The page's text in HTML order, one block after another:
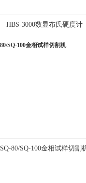
HBS-3000数显布氏硬度计
SQ-80/SQ-100金相试样切割